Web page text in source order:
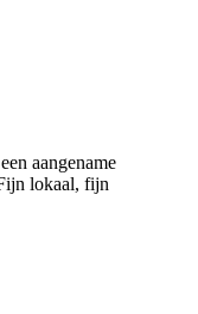
aangename
lokaal, fijn